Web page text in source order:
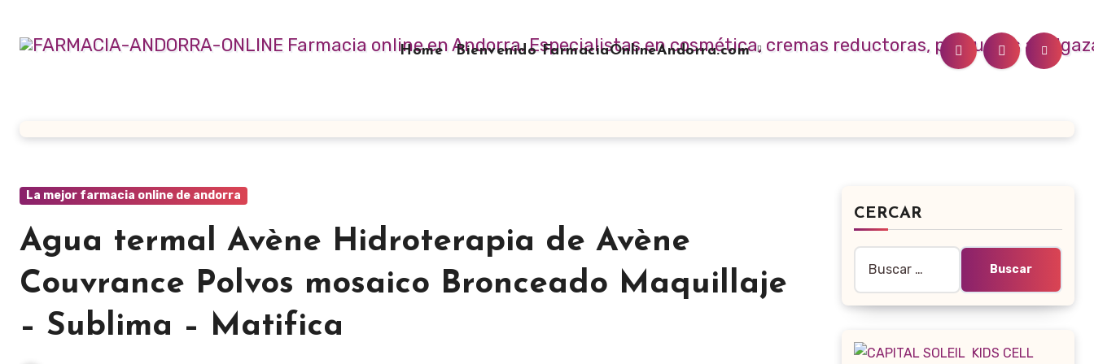
contenido
Home Bienvenido FarmaciaOnlineAndorra.com
La mejor farmacia online de andorra
Agua termal Avène Hidroterapia de Avène
Couvrance Polvos mosaico Bronceado Maquillaje
– Sublima – Matifica
CERCAR